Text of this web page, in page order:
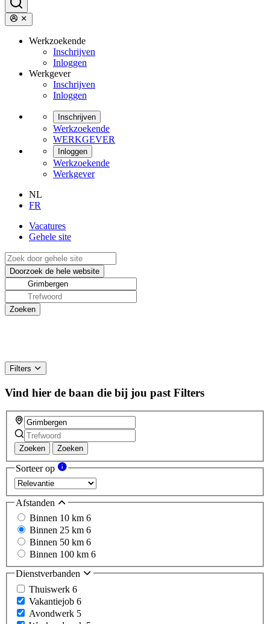
Werkzoekende
Inschrijven
Inloggen
Werkgever
Inschrijven
Inloggen
Inschrijven
Werkzoekende
WERKGEVER
Inloggen
Werkzoekende
Werkgever
NL
FR
Vacatures
Gehele site
Filters
Vind hier de baan die bij jou past Filters
Zoeken Zoeken
Sorteer op
Afstanden
Binnen 10 km 6
Binnen 25 km 6
Binnen 50 km 6
Binnen 100 km 6
Dienstverbanden
Thuiswerk 6
Vakantiejob 6
Avondwerk 5